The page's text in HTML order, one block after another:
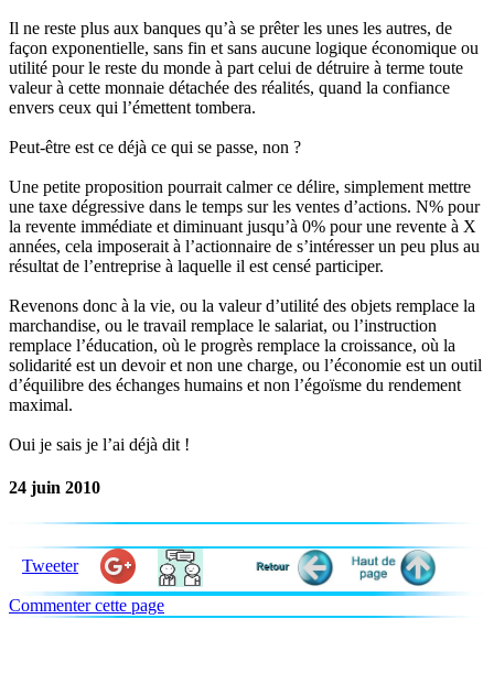
Il ne reste plus aux banques qu’à se prêter les unes les autres, de
façon exponentielle, sans fin et sans aucune logique économique ou
utilité pour le reste du monde à part celui de détruire à terme toute
valeur à cette monnaie détachée des réalités, quand la confiance
envers ceux qui l’émettent tombera.
Peut-être est ce déjà ce qui se passe, non ?
Une petite proposition pourrait calmer ce délire, simplement mettre
une taxe dégressive dans le temps sur les ventes d’actions. N% pour
la revente immédiate et diminuant jusqu’à 0% pour une revente à X
années, cela imposerait à l’actionnaire de s’intéresser un peu plus au
résultat de l’entreprise à laquelle il est censé participer.
Revenons donc à la vie, ou la valeur d’utilité des objets remplace la
marchandise, ou le travail remplace le salariat, ou l’instruction
remplace l’éducation, où le progrès remplace la croissance, où la
solidarité est un devoir et non une charge, ou l’économie est un outil
d’équilibre des échanges humains et non l’égoïsme du rendement
maximal.
Oui je sais je l’ai déjà dit !
24 juin 2010
Tweeter
Commenter cette page